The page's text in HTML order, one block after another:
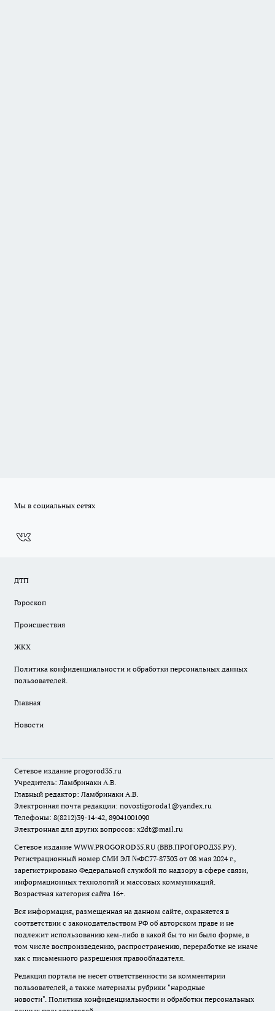
Мы в социальных сетях
ДТП
Гороскоп
Происшествия
ЖКХ
Политика конфиденциальности и обработки персональных данных
пользователей.
Главная
Новости
Сетевое издание progorod35.ru
Учредитель: Ламбринаки А.В.
Главный редактор: Ламбринаки А.В.
Электронная почта редакции: novostigoroda1@yandex.ru
Телефоны: 8(8212)39-14-42, 89041001090
Электронная для других вопросов: x2dt@mail.ru
Сетевое издание WWW.PROGOROD35.RU (ВВВ.ПРОГОРОД35.РУ).
Регистрационный номер СМИ ЭЛ №ФС77-87303 от 08 мая 2024 г.,
зарегистрировано Федеральной службой по надзору в сфере связи,
информационных технологий и массовых коммуникаций.
Возрастная категория сайта 16+.
Вся информация, размещенная на данном сайте, охраняется в
соответствии с законодательством РФ об авторском праве и не
подлежит использованию кем-либо в какой бы то ни было форме, в
том числе воспроизведению, распространению, переработке не иначе
как с письменного разрешения правообладателя.
Редакция портала не несет ответственности за комментарии
пользователей, а также материалы рубрики "народные
новости". Политика конфиденциальности и обработки персональных